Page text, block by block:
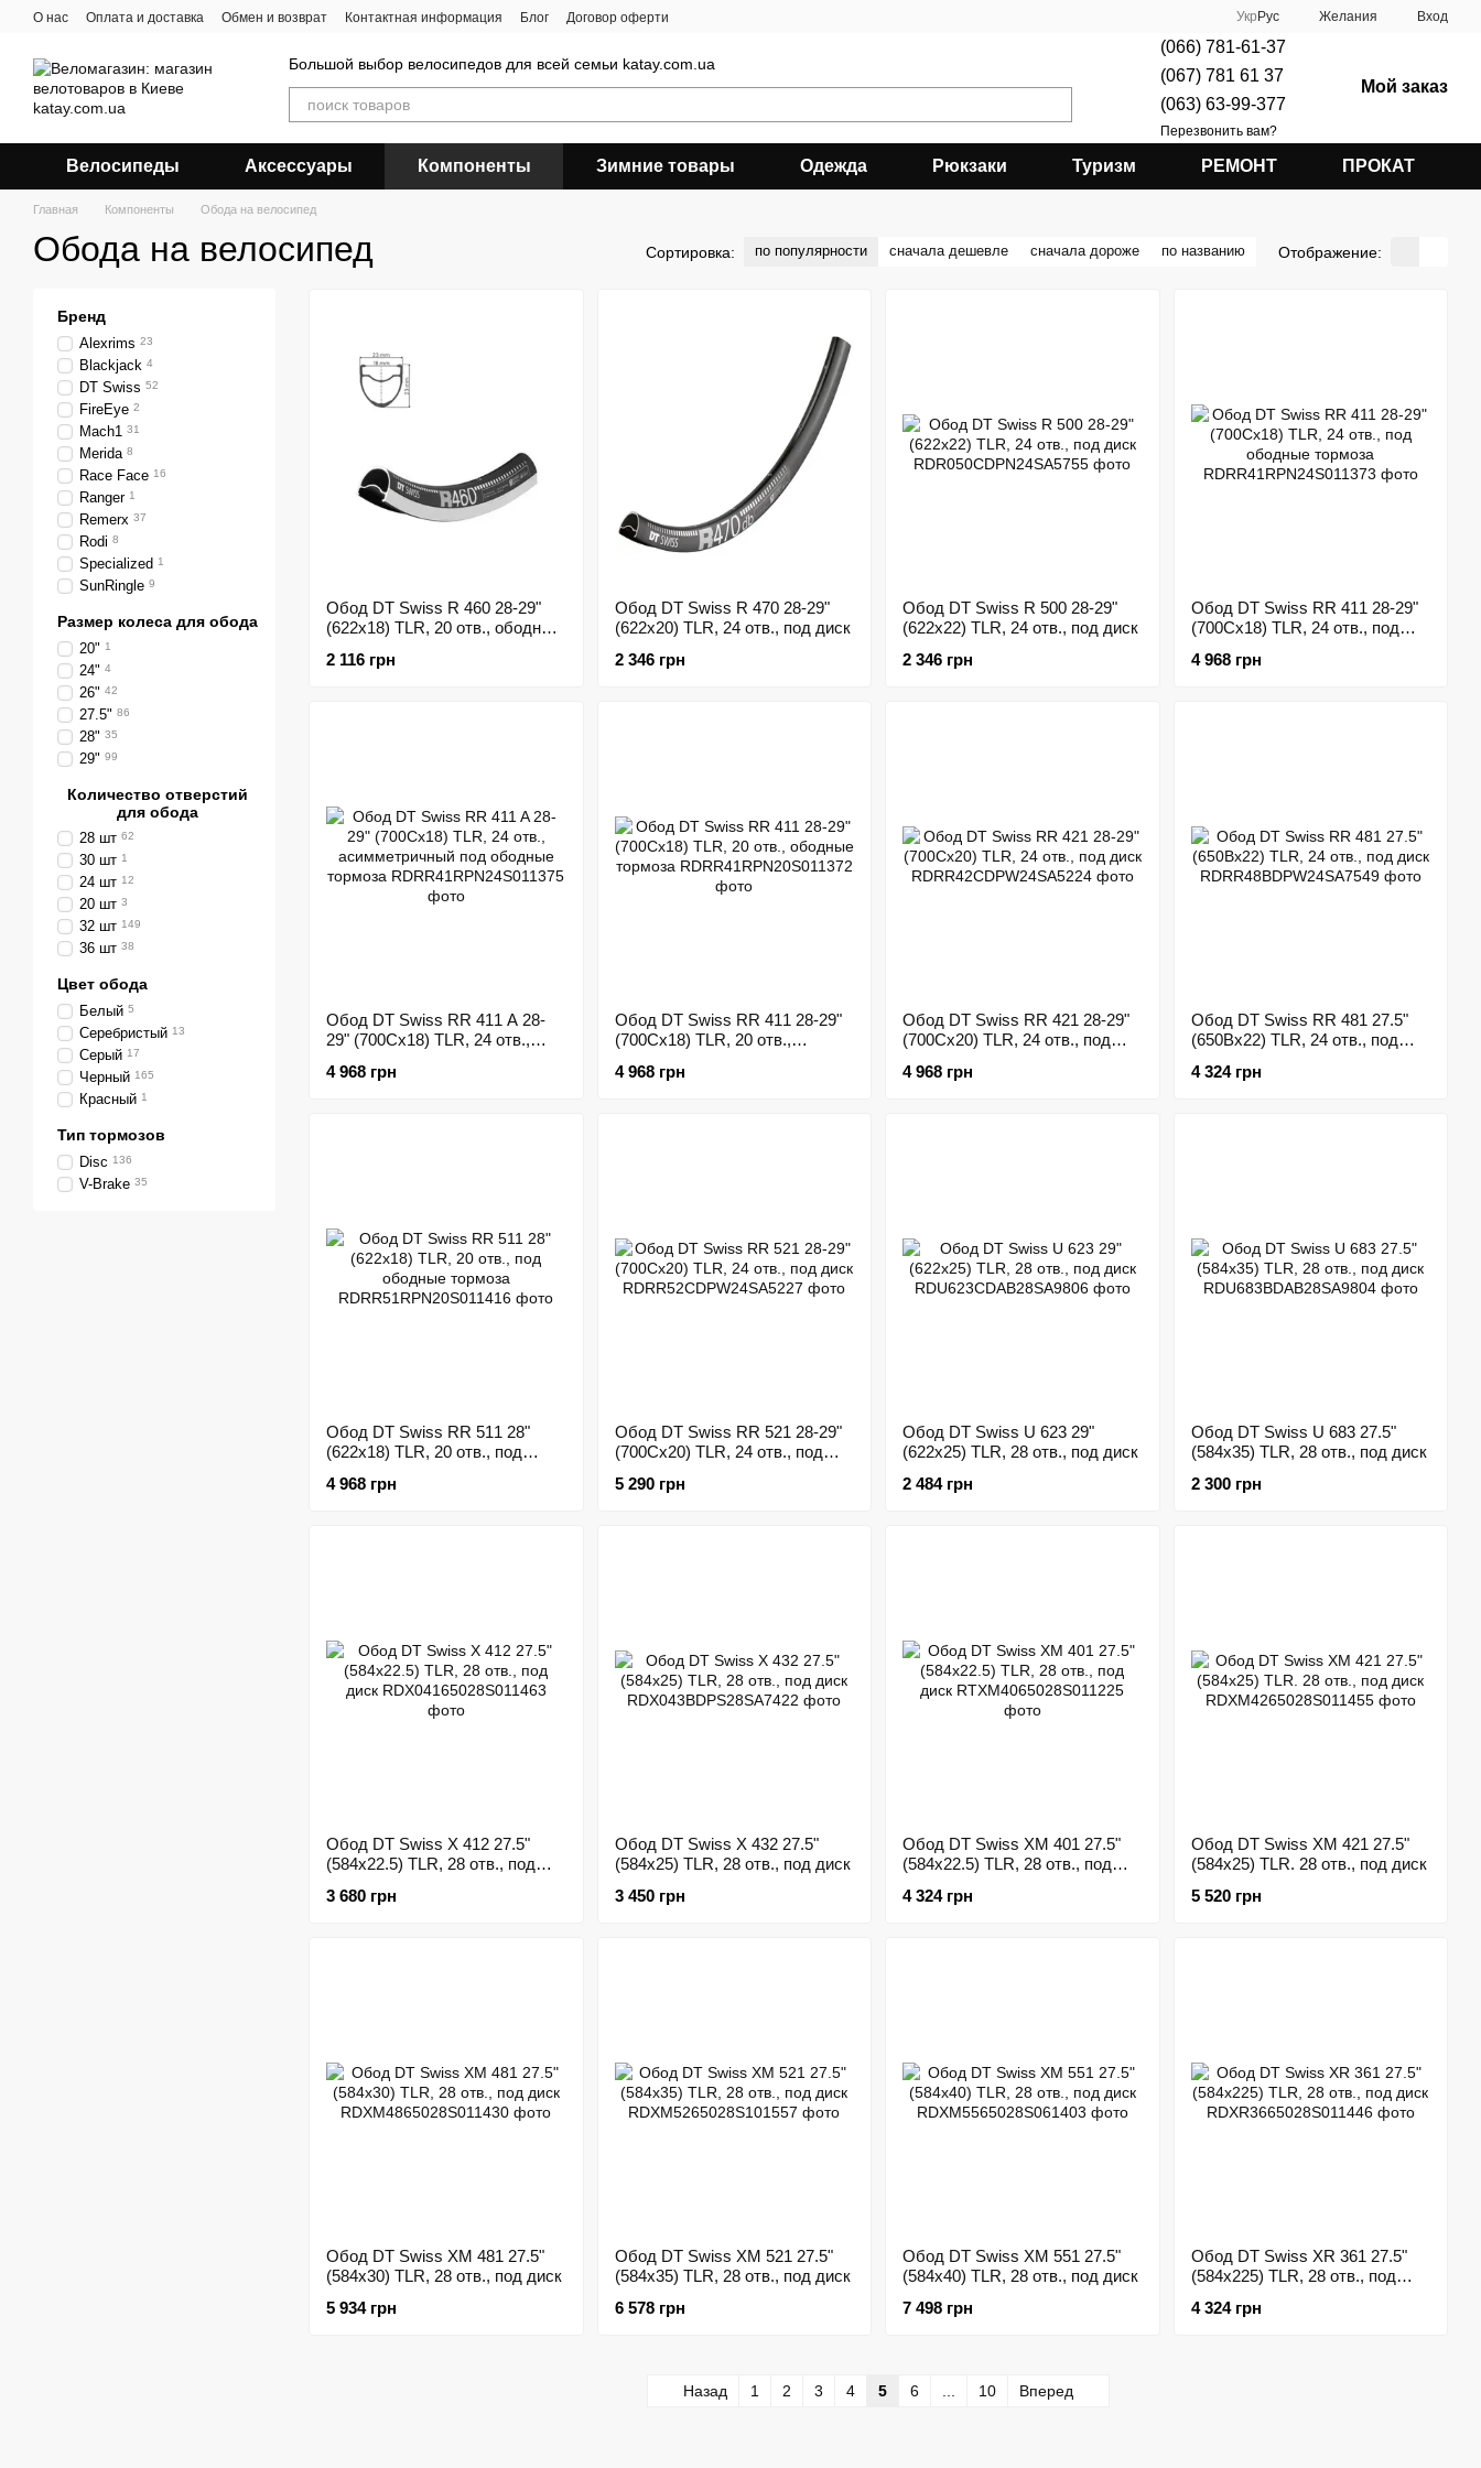
Перейти к основному контенту
О нас Оплата и доставка Обмен и возврат Контактная информация Блог Договор оферти Укр Рус Желания Вход
Большой выбор велосипедов для всей семьи katay.com.ua
(066) 781-61-37
(067) 781 61 37
(063) 63-99-377
Перезвонить вам?
Мой заказ
Велосипеды Аксессуары Компоненты Зимние товары Одежда Рюкзаки Туризм РЕМОНТ ПРОКАТ
Главная Компоненты Обода на велосипед
Обода на велосипед Сортировка: по популярности сначала дешевле сначала дороже по названию Отображение:
Обод DT Swiss R 460 28-29"
(622x18) TLR, 20 отв., ободные
2 116 грн
Обод DT Swiss R 470 28-29"
(622x20) TLR, 24 отв., под диск
2 346 грн
Обод DT Swiss R 500 28-29"
(622x22) TLR, 24 отв., под диск
2 346 грн
Обод DT Swiss RR 411 28-29"
(700Cx18) TLR, 24 отв., под
4 968 грн
Обод DT Swiss RR 411 A 28-
29" (700Cx18) TLR, 24 отв.,
тормоза
4 968 грн
Обод DT Swiss RR 411 28-29"
(700Cx18) TLR, 20 отв.,
4 968 грн
Обод DT Swiss RR 421 28-29"
(700Cx20) TLR, 24 отв., под
4 968 грн
Обод DT Swiss RR 481 27.5"
(650Bx22) TLR, 24 отв., под
4 324 грн
Обод DT Swiss RR 511 28"
(622x18) TLR, 20 отв., под
4 968 грн
Обод DT Swiss RR 521 28-29"
(700Cx20) TLR, 24 отв., под
5 290 грн
Обод DT Swiss U 623 29"
(622x25) TLR, 28 отв., под диск
2 484 грн
Обод DT Swiss U 683 27.5"
(584x35) TLR, 28 отв., под диск
2 300 грн
Обод DT Swiss X 412 27.5"
(584x22.5) TLR, 28 отв., под
3 680 грн
Обод DT Swiss X 432 27.5"
(584x25) TLR, 28 отв., под диск
3 450 грн
Обод DT Swiss XM 401 27.5"
(584x22.5) TLR, 28 отв., под
4 324 грн
Обод DT Swiss XM 421 27.5"
(584x25) TLR. 28 отв., под диск
5 520 грн
Обод DT Swiss XM 481 27.5"
(584x30) TLR, 28 отв., под диск
5 934 грн
Обод DT Swiss XM 521 27.5"
(584x35) TLR, 28 отв., под диск
6 578 грн
Обод DT Swiss XM 551 27.5"
(584x40) TLR, 28 отв., под диск
7 498 грн
Обод DT Swiss XR 361 27.5"
(584x225) TLR, 28 отв., под
4 324 грн
Назад 1 2 3 4 5 6 10 Вперед
Бренд
Alexrims 23
Blackjack 4
DT Swiss 52
FireEye 2
Mach1 31
Merida 8
Race Face 16
Ranger 1
Remerx 37
Rodi 8
Specialized 1
SunRingle 9
Размер колеса для обода
20" 1
24" 4
26" 42
27.5" 86
28" 35
29" 99
Количество отверстий
для обода
28 шт 62
30 шт 1
24 шт 12
20 шт 3
32 шт 149
36 шт 38
Цвет обода
Белый 5
Серебристый 13
Серый 17
Черный 165
Красный 1
Тип тормозов
Disc 136
V-Brake 35